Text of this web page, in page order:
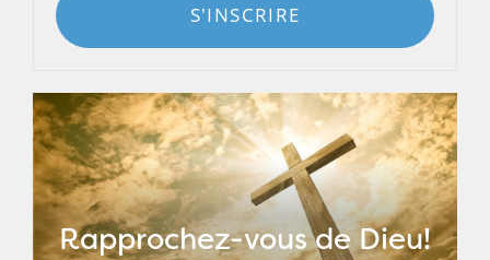
S'INSCRIRE
Rapprochez-vous de Dieu!